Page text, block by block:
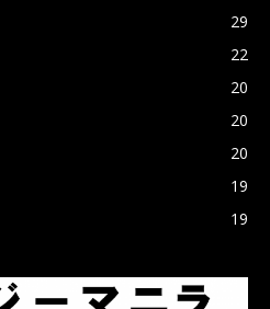
29
22
20
20
20
19
19